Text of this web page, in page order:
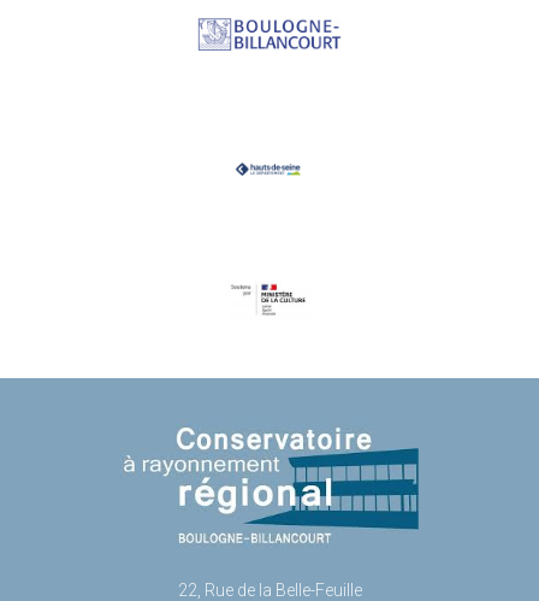
22, Rue de la Belle-Feuille